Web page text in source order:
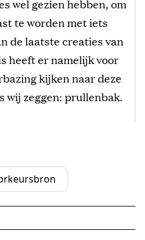
wel gezien hebben, om
te worden met iets
de laatste creaties van
heeft er namelijk voor
kijken naar deze
wij zeggen: prullenbak.